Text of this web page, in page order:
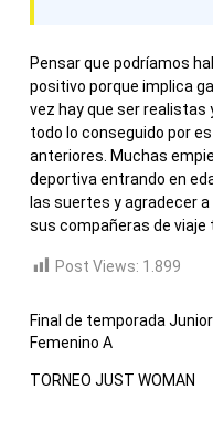
Pensar que podríamos
positivo porque implica
vez hay que ser realistas
todo lo conseguido por
anteriores. Muchas
deportiva entrando en
las suertes y agradecer
sus compañeras de viaje
Post Views: 1.899
Final de temporada Junior
Femenino A
TORNEO JUST WOMAN